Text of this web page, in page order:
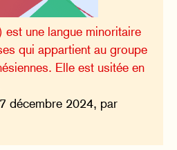
est une langue minoritaire
qui appartient au groupe
Elle est usitée en
décembre 2024, par